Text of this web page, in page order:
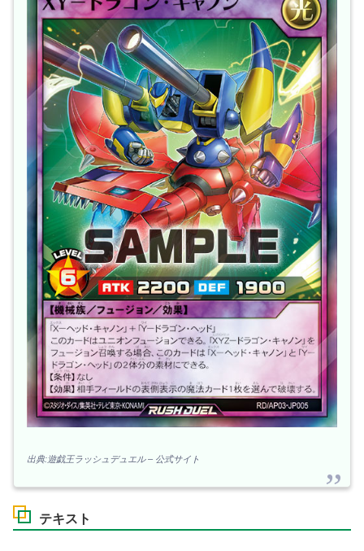
出典:遊戯王ラッシュデュエル – 公式サイト
テキスト